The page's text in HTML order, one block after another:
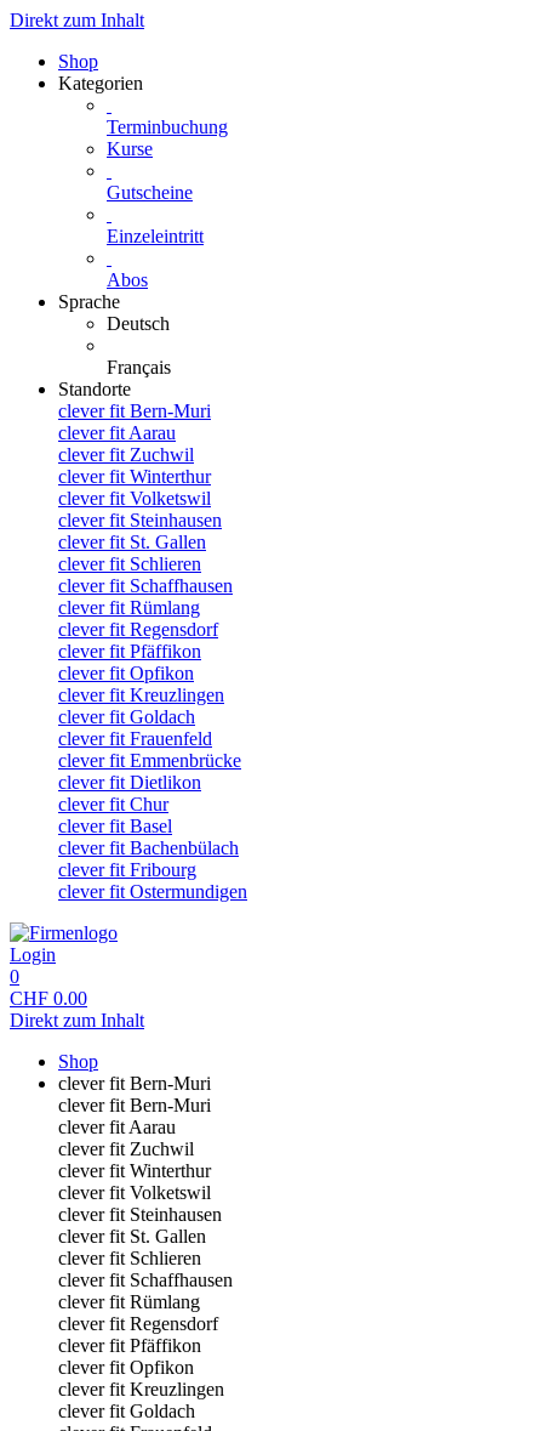
Direkt zum Inhalt
Shop
Kategorien
Terminbuchung
Kurse
Gutscheine
Einzeleintritt
Abos
Sprache
Deutsch
Français
Standorte
clever fit Bern-Muri
clever fit Aarau
clever fit Zuchwil
clever fit Winterthur
clever fit Volketswil
clever fit Steinhausen
clever fit St. Gallen
clever fit Schlieren
clever fit Schaffhausen
clever fit Rümlang
clever fit Regensdorf
clever fit Pfäffikon
clever fit Opfikon
clever fit Kreuzlingen
clever fit Goldach
clever fit Frauenfeld
clever fit Emmenbrücke
clever fit Dietlikon
clever fit Chur
clever fit Basel
clever fit Bachenbülach
clever fit Fribourg
clever fit Ostermundigen
Login
0
CHF 0.00
Direkt zum Inhalt
Shop
clever fit Bern-Muri
clever fit Bern-Muri
clever fit Aarau
clever fit Zuchwil
clever fit Winterthur
clever fit Volketswil
clever fit Steinhausen
clever fit St. Gallen
clever fit Schlieren
clever fit Schaffhausen
clever fit Rümlang
clever fit Regensdorf
clever fit Pfäffikon
clever fit Opfikon
clever fit Kreuzlingen
clever fit Goldach